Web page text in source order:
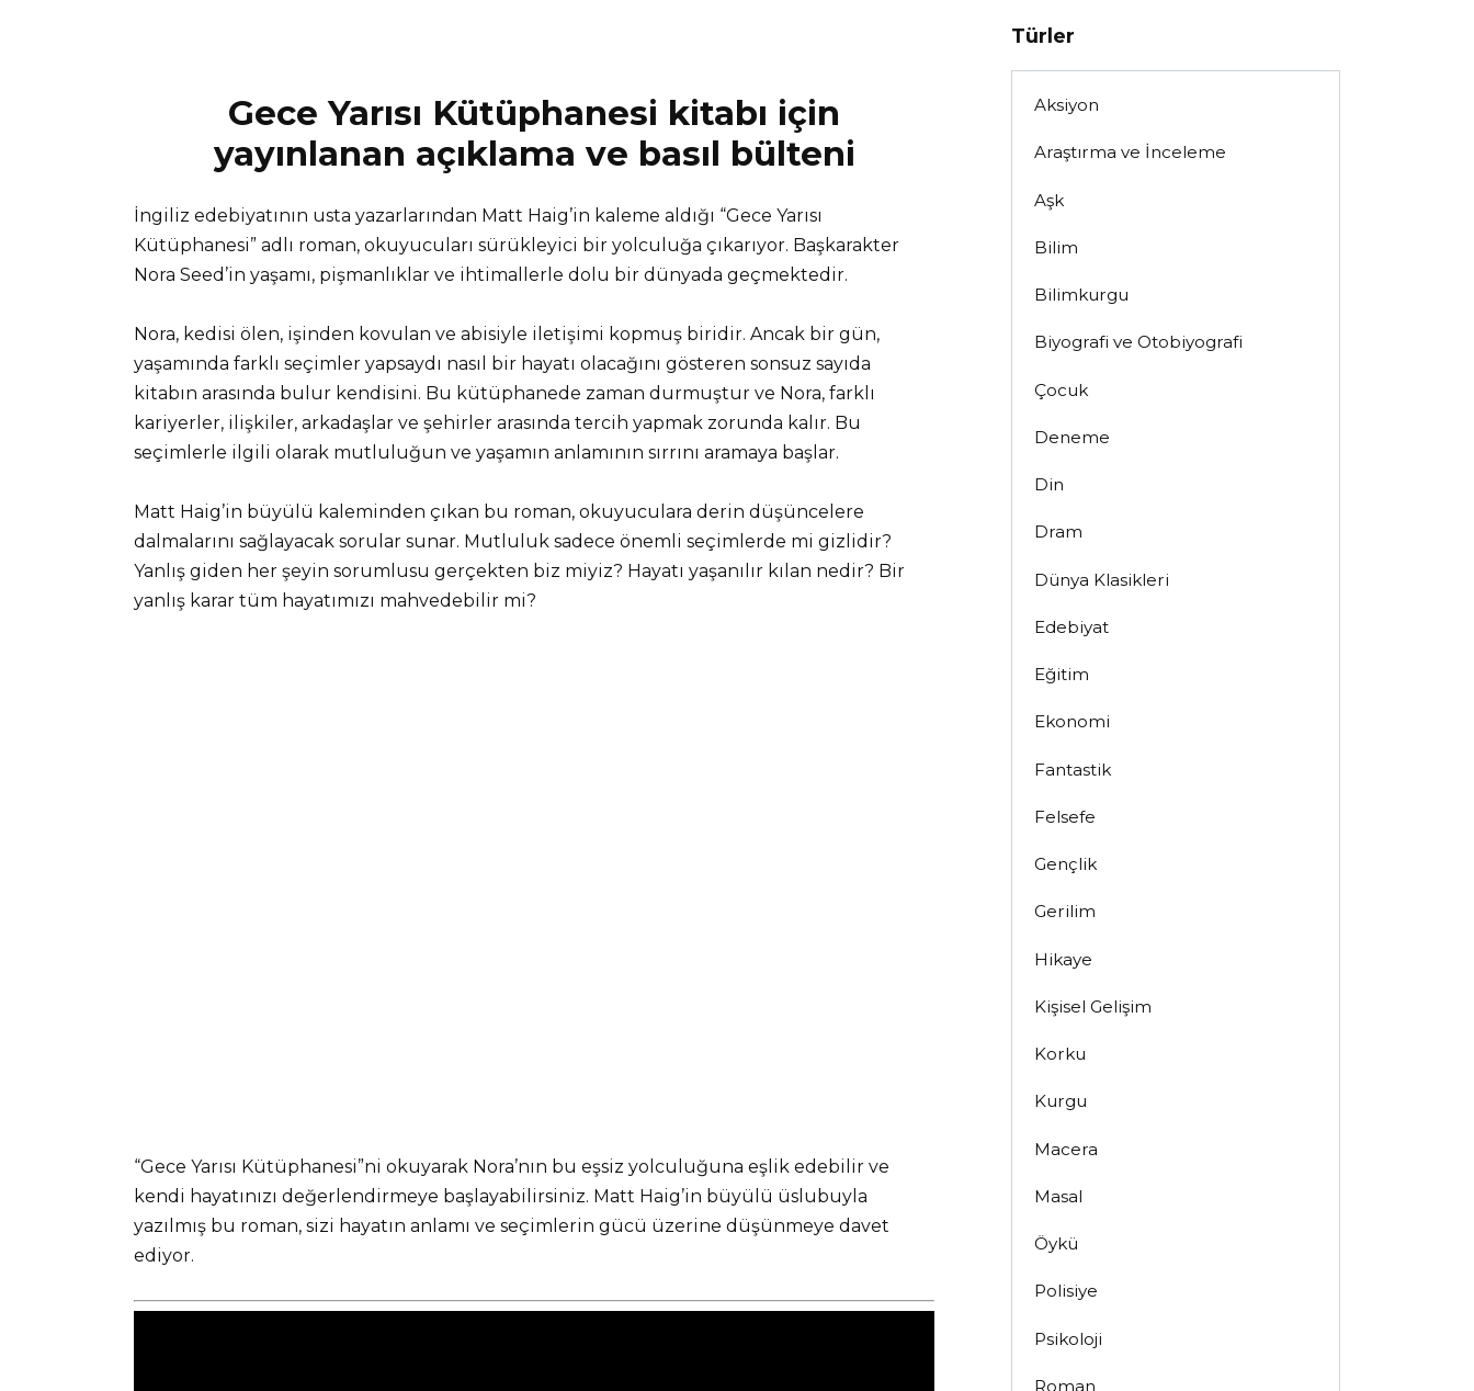
Gece Yarısı Kütüphanesi kitabı için
yayınlanan açıklama ve basıl bülteni
İngiliz edebiyatının usta yazarlarından Matt Haig’in kaleme aldığı “Gece Yarısı
Kütüphanesi” adlı roman, okuyucuları sürükleyici bir yolculuğa çıkarıyor. Başkarakter
Nora Seed’in yaşamı, pişmanlıklar ve ihtimallerle dolu bir dünyada geçmektedir.
Nora, kedisi ölen, işinden kovulan ve abisiyle iletişimi kopmuş biridir. Ancak bir gün,
yaşamında farklı seçimler yapsaydı nasıl bir hayatı olacağını gösteren sonsuz sayıda
kitabın arasında bulur kendisini. Bu kütüphanede zaman durmuştur ve Nora, farklı
kariyerler, ilişkiler, arkadaşlar ve şehirler arasında tercih yapmak zorunda kalır. Bu
seçimlerle ilgili olarak mutluluğun ve yaşamın anlamının sırrını aramaya başlar.
Matt Haig’in büyülü kaleminden çıkan bu roman, okuyuculara derin düşüncelere
dalmalarını sağlayacak sorular sunar. Mutluluk sadece önemli seçimlerde mi gizlidir?
Yanlış giden her şeyin sorumlusu gerçekten biz miyiz? Hayatı yaşanılır kılan nedir? Bir
yanlış karar tüm hayatımızı mahvedebilir mi?
“Gece Yarısı Kütüphanesi”ni okuyarak Nora’nın bu eşsiz yolculuğuna eşlik edebilir ve
kendi hayatınızı değerlendirmeye başlayabilirsiniz. Matt Haig’in büyülü üslubuyla
yazılmış bu roman, sizi hayatın anlamı ve seçimlerin gücü üzerine düşünmeye davet
ediyor.
Türler
Aksiyon
Araştırma ve İnceleme
Aşk
Bilim
Bilimkurgu
Biyografi ve Otobiyografi
Çocuk
Deneme
Din
Dram
Dünya Klasikleri
Edebiyat
Eğitim
Ekonomi
Fantastik
Felsefe
Gençlik
Gerilim
Hikaye
Kişisel Gelişim
Korku
Kurgu
Macera
Masal
Öykü
Polisiye
Psikoloji
Roman